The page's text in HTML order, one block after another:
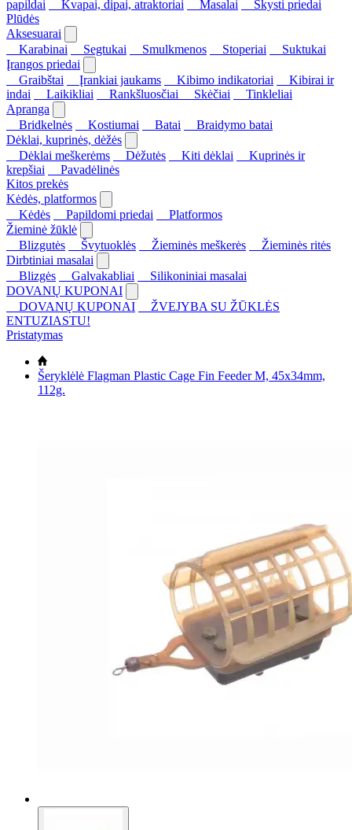
papildai
Kvapai, dipai, atraktoriai Masalai
Skysti priedai
Plūdės
Aksesuarai
Karabinai
Segtukai Smulkmenos Stoperiai
Suktukai
Įrangos priedai
Graibštai
Įrankiai jaukams Kibimo indikatoriai
Kibirai ir
indai
Laikikliai Rankšluosčiai Skėčiai
Tinkleliai
Apranga
Bridkelnės
Kostiumai Batai
Braidymo batai
Dėklai, kuprinės, dėžės
Dėklai meškerėms
Dėžutės Kiti dėklai
Kuprinės ir
krepšiai
Pavadėlinės
Kitos prekės
Kėdės, platformos
Kėdės
Papildomi priedai
Platformos
Žieminė žūklė
Blizgutės
Švytuoklės Žieminės meškerės
Žieminės ritės
Dirbtiniai masalai
Blizgės
Galvakabliai
Silikoniniai masalai
DOVANŲ KUPONAI
DOVANŲ KUPONAI
ŽVEJYBA SU ŽŪKLĖS
ENTUZIASTU!
Pristatymas
Šeryklėlė Flagman Plastic Cage Fin Feeder M, 45x34mm,
112g.